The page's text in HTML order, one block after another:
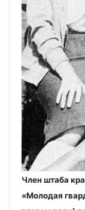
Член штаба
«Молодая